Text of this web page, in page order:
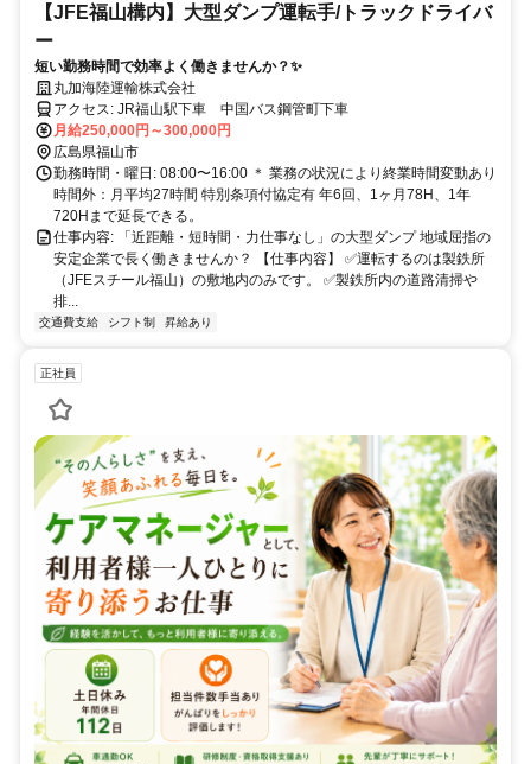
【JFE福山構内】大型ダンプ運転手/トラックドライバ
ー
短い勤務時間で効率よく働きませんか？✨
丸加海陸運輸株式会社
アクセス: JR福山駅下車 中国バス鋼管町下車
月給250,000円～300,000円
広島県福山市
勤務時間・曜日: 08:00〜16:00 ＊ 業務の状況により終業時間変動あり
時間外：月平均27時間 特別条項付協定有 年6回、1ヶ月78H、1年
720Hまで延長できる。
仕事内容: 「近距離・短時間・力仕事なし」の大型ダンプ 地域屈指の
安定企業で長く働きませんか？ 【仕事内容】 ✅運転するのは製鉄所
（JFEスチール福山）の敷地内のみです。 ✅製鉄所内の道路清掃や
排...
交通費支給 シフト制 昇給あり
正社員